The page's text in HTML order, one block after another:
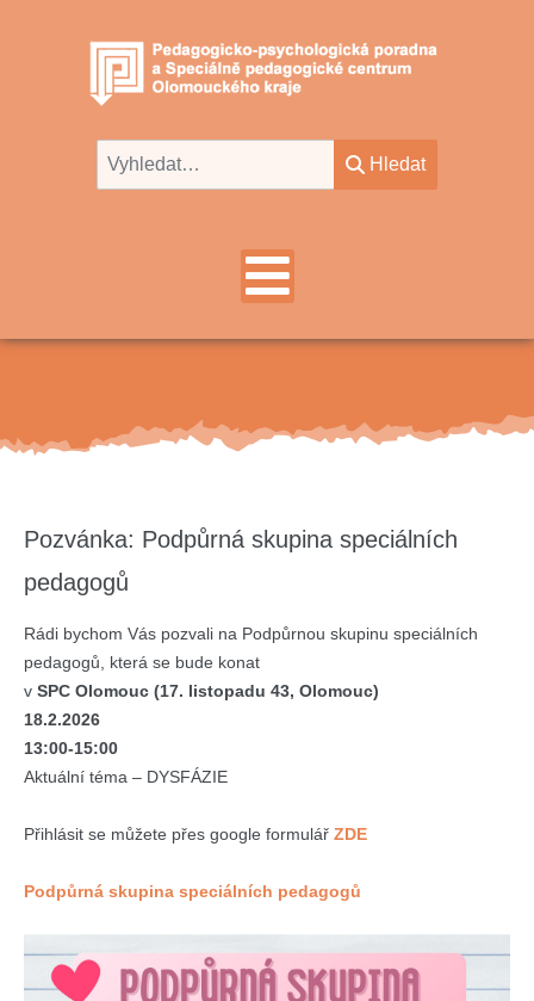
Hledat
Hledat
Pozvánka: Podpůrná skupina speciálních
pedagogů
Rádi bychom Vás pozvali na Podpůrnou skupinu speciálních
pedagogů, která se bude konat
v SPC Olomouc (17. listopadu 43, Olomouc)
18.2.2026
13:00-15:00
Aktuální téma – DYSFÁZIE
Přihlásit se můžete přes google formulář ZDE
Podpůrná skupina speciálních pedagogů